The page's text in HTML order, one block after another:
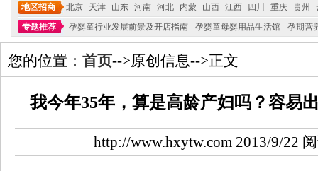
地区招商 北京 天津 山东 河南 河北 内蒙 山西 江西 四川 重庆 贵州
专题推荐
孕婴童行业发展前景及开店指南 孕婴童母婴用品生活馆 孕期营
您的位置： 首页-->原创信息-->正文
我今年35年，算是高龄产妇吗？容易
http://www.hxytw.com 2013/9/22